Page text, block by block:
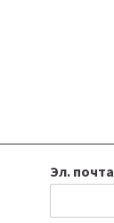
Эл. почта